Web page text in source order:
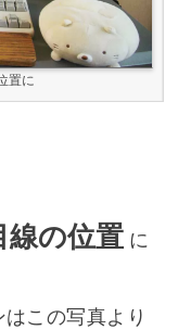
置に
線の位置 に
この写真より